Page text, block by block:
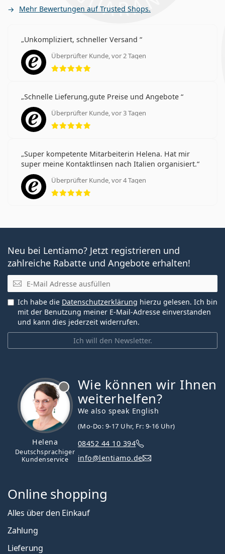
Mehr Bewertungen auf Trusted Shops.
Unkompliziert, schneller Versand
Überprüfter Kunde, vor 2 Tagen
Bewertung 5 aus 5
Schnelle Lieferung,gute Preise und Angebote
Überprüfter Kunde, vor 3 Tagen
Bewertung 5 aus 5
Super kompetente Mitarbeiterin Helena. Hat mir
super meine Kontaktlinsen nach Italien organisiert.
Überprüfter Kunde, vor 4 Tagen
Bewertung 5 aus 5
Neu bei Lentiamo? Jetzt registrieren und
zahlreiche Rabatte und Angebote erhalten!
E-Mail
Ich will den Newsletter.
Ich habe die Datenschutzerklärung hierzu gelesen. Ich bin
mit der Benutzung meiner E-Mail-Adresse einverstanden
und kann dies jederzeit widerrufen.
Helena
Deutschsprachiger
Kundenservice
Wie können wir Ihnen
weiterhelfen?
We also speak English
(Mo-Do: 9-17 Uhr, Fr: 9-16 Uhr)
08452 44 10 394
info@lentiamo.de
Online shopping
Alles über den Einkauf
Zahlung
Lieferung